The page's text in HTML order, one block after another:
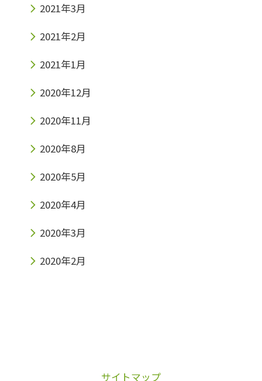
2021年3月
2021年2月
2021年1月
2020年12月
2020年11月
2020年8月
2020年5月
2020年4月
2020年3月
2020年2月
サイトマップ